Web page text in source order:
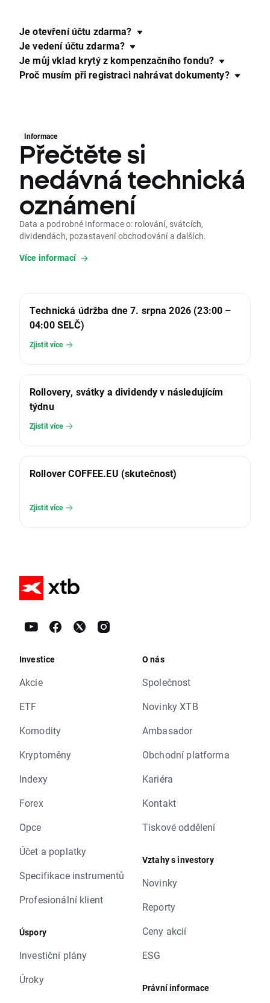
Je otevření účtu zdarma?
Je vedení účtu zdarma?
Je můj vklad krytý z kompenzačního fondu?
Proč musím při registraci nahrávat dokumenty?
Informace
Přečtěte si
nedávná technická
oznámení
Data a podrobné informace o: rolování, svátcích,
dividendách, pozastavení obchodování a dalších.
Více informací
Technická údržba dne 7. srpna 2026 (23:00 –
04:00 SELČ)
Zjistit více
Rollovery, svátky a dividendy v následujícím
týdnu
Zjistit více
Rollover COFFEE.EU (skutečnost)
Zjistit více
Investice
Akcie
ETF
Komodity
Kryptoměny
Indexy
Forex
Opce
Účet a poplatky
Specifikace instrumentů
Profesionální klient
Úspory
Investiční plány
Úroky
O nás
Společnost
Novinky XTB
Ambasador
Obchodní platforma
Kariéra
Kontakt
Tiskové oddělení
Vztahy s investory
Novinky
Reporty
Ceny akcií
ESG
Právní informace